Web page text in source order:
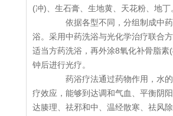
(冲)、生石膏、生地黄、天花粉、地丁
依据各型不同，分组制成中药
浴。采用中药洗浴与光化学治疗联合
适当方药洗浴，再外涂8氧化补骨脂素
钟后进行光疗。
药浴疗法通过药物作用，水的
疗效应，能够到达调和气血、平衡阴
达腠理、祛邪和中、温经散寒、祛风除